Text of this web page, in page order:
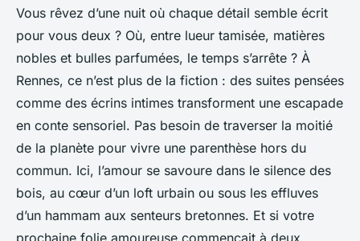
Top 5 conseils pour un séjour
romantique dans une love
room à Rennes
Callista• 12/05/2026 09:39•12 min de lecture
Vous rêvez d’une nuit où chaque détail semble écrit
pour vous deux ? Où, entre lueur tamisée, matières
nobles et bulles parfumées, le temps s’arrête ? À
Rennes, ce n’est plus de la fiction : des suites pensées
comme des écrins intimes transforment une escapade
en conte sensoriel. Pas besoin de traverser la moitié
de la planète pour vivre une parenthèse hors du
commun. Ici, l’amour se savoure dans le silence des
bois, au cœur d’un loft urbain ou sous les effluves
d’un hammam aux senteurs bretonnes. Et si votre